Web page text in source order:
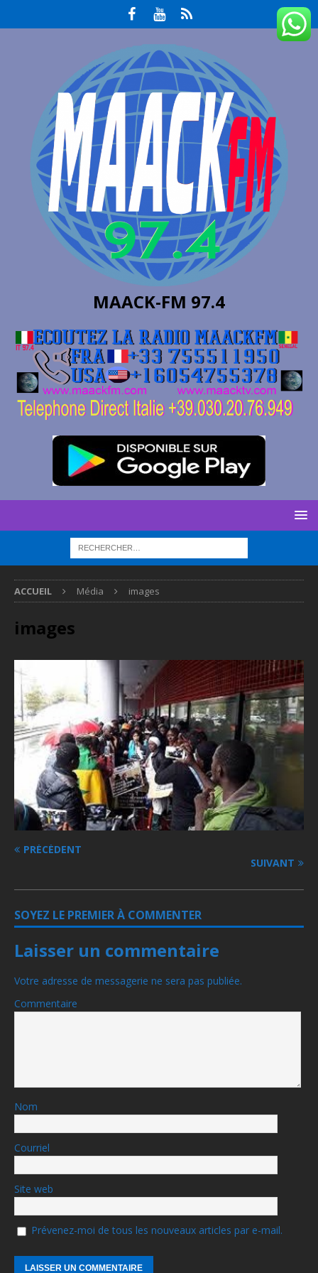
MAACK-FM 97.4
ACCUEIL Média images
images
PRÉCÉDENT
SUIVANT
SOYEZ LE PREMIER À COMMENTER
Laisser un commentaire
Votre adresse de messagerie ne sera pas publiée.
Commentaire
Nom
Courriel
Site web
Prévenez-moi de tous les nouveaux articles par e-mail.